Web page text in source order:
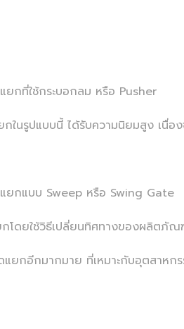
กที่ใช้กระบอกลม หรือ Pusher
นรูปแบบนี้ ได้รับความนิยมสูง เนื่อ
กแบบ Sweep หรือ Swing Gate
กโดยใช้วิธีเปลี่ยนทิศทางของผลิตภั
ยกอีกมากมาย ที่เหมาะกับอุตสาหก